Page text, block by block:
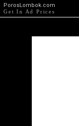
PorosLombok.com
Get In Ad Prices